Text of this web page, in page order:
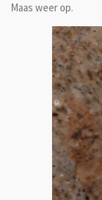
Maas weer op.